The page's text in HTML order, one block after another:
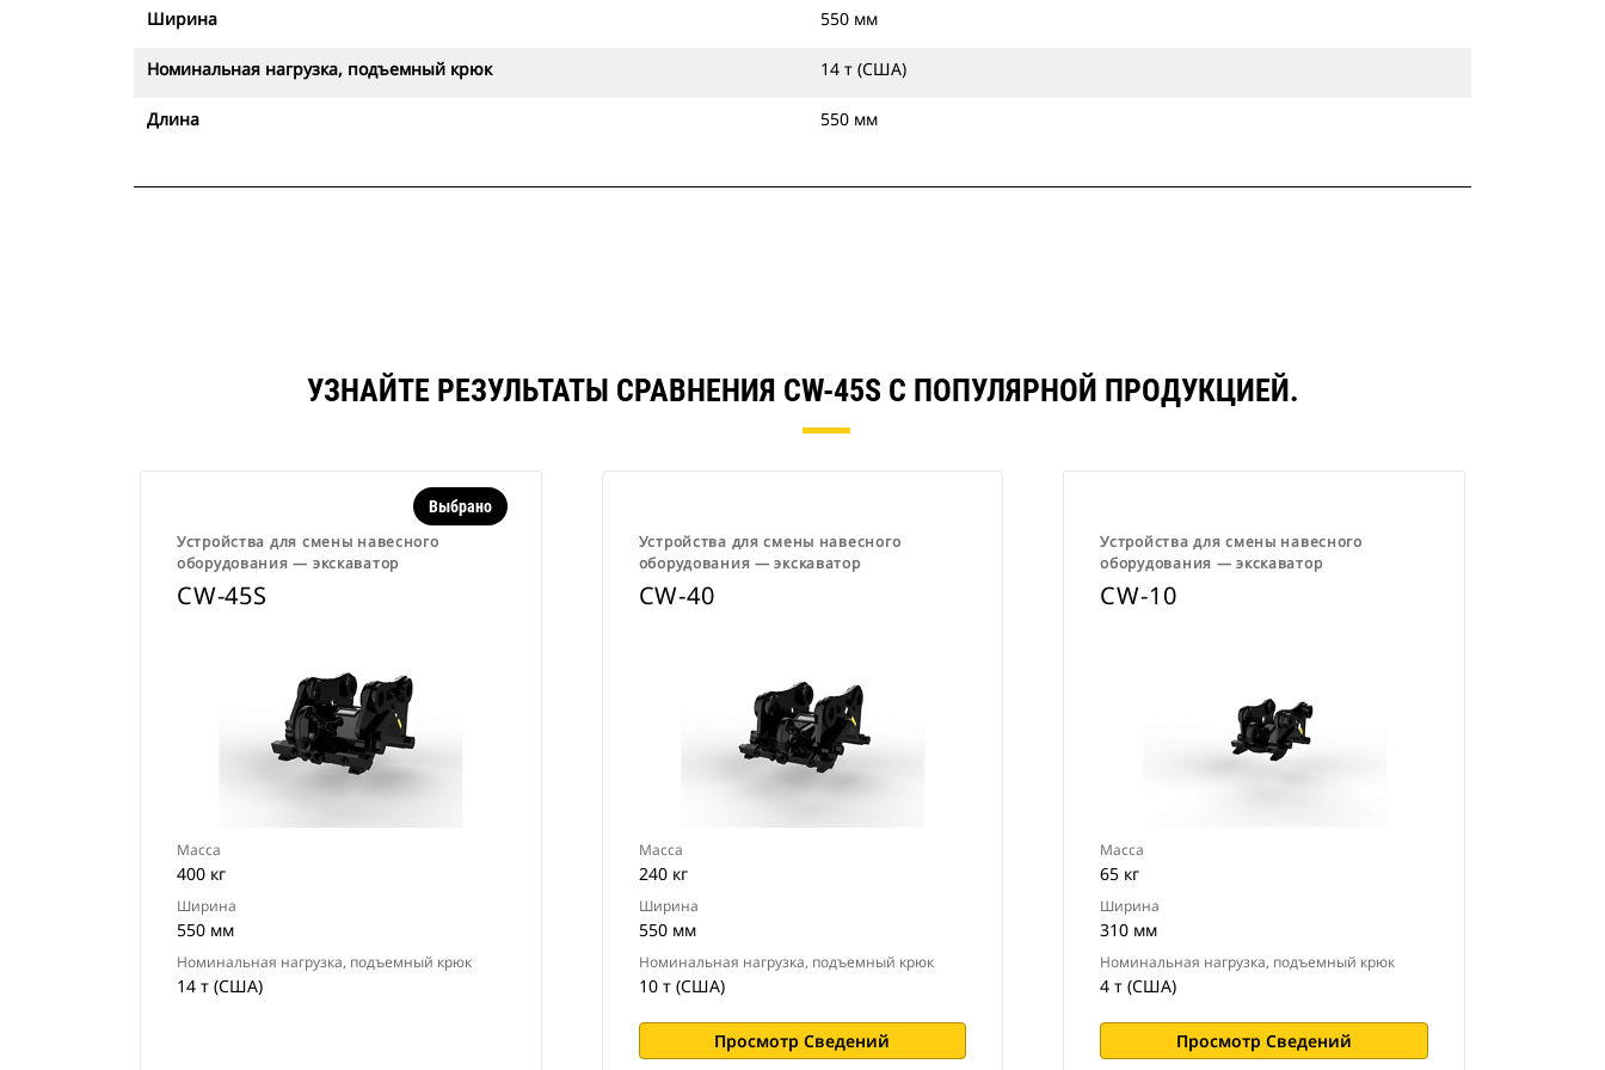
Ширина 550 мм
Номинальная нагрузка, подъемный крюк 14 т (США)
Длина 550 мм
УЗНАЙТЕ РЕЗУЛЬТАТЫ СРАВНЕНИЯ CW-45S С ПОПУЛЯРНОЙ ПРОДУКЦИЕЙ.
Устройства для смены навесного
оборудования ― экскаватор
Выбрано
CW-45S
Масса
400 кг
Ширина
550 мм
Номинальная нагрузка, подъемный крюк
14 т (США)
Устройства для смены навесного
оборудования ― экскаватор
CW-40
Масса
240 кг
Ширина
550 мм
Номинальная нагрузка, подъемный крюк
10 т (США)
Просмотр Сведений
Устройства для смены навесного
оборудования ― экскаватор
CW-10
Масса
65 кг
Ширина
310 мм
Номинальная нагрузка, подъемный крюк
4 т (США)
Просмотр Сведений